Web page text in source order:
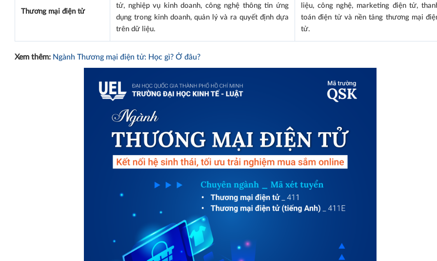
Thương mại điện tử
tử, nghiệp vụ kinh doanh, công nghệ thông tin ứng
dụng trong kinh doanh, quản lý và ra quyết định dựa
trên dữ liệu.
liệu, công nghệ, marketing điện tử,
toán điện tử và nền tảng thương mại
tử.
Xem thêm: Ngành Thương mại điện tử: Học gì? Ở đâu?